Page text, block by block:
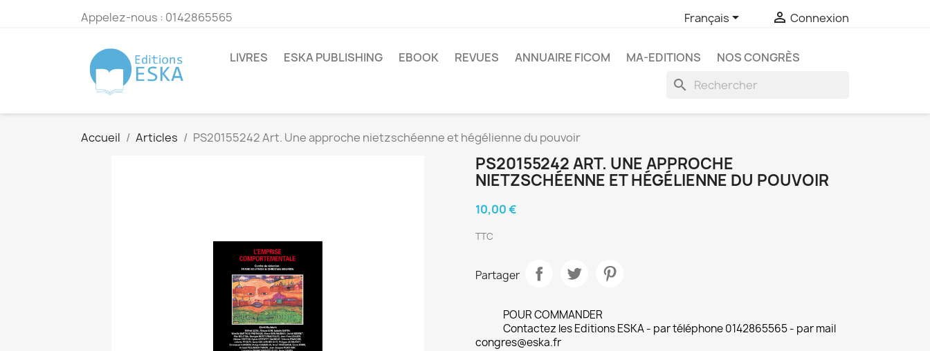
Appelez-nous : 0142865565 Français  Connexion
LIVRES ESKA PUBLISHING EBOOK REVUES ANNUAIRE FICOM MA-EDITIONS NOS CONGRÈS
search
Accueil Articles PS20155242 Art. Une approche nietzschéenne et hégélienne du pouvoir
PS20155242 ART. UNE APPROCHE
NIETZSCHÉENNE ET HÉGÉLIENNE DU POUVOIR
10,00 €
TTC
Partager
POUR COMMANDER
Contactez les Editions ESKA - par téléphone 0142865565 - par mail
congres@eska.fr